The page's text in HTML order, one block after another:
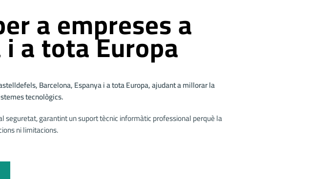
a empreses a
a tota Europa
Barcelona, Espanya i a tota Europa, ajudant a millorar la
tecnològics.
garantint un suport tècnic informàtic professional perquè la
ni limitacions.